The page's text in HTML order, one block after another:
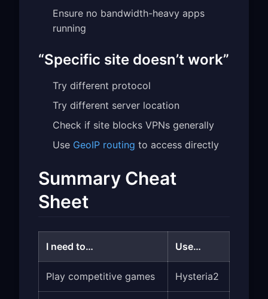
Ensure no bandwidth-heavy apps
running
“Specific site doesn’t work”
Try different protocol
Try different server location
Check if site blocks VPNs generally
Use GeoIP routing to access directly
Summary Cheat
Sheet
I need to… Use…
Play competitive games Hysteria2